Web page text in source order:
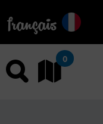
français
Utiliser
0